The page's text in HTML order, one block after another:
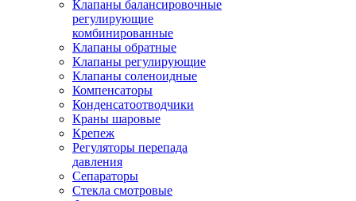
Клапаны балансировочные
регулирующие
комбинированные
Клапаны обратные
Клапаны регулирующие
Клапаны соленоидные
Компенсаторы
Конденсатоотводчики
Краны шаровые
Крепеж
Регуляторы перепада
давления
Сепараторы
Стекла смотровые